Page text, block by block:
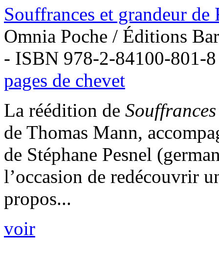
Souffrances et grandeur de
Omnia Poche / Éditions
- ISBN 978-2-84100-801-8
pages de chevet
La réédition de
de Thomas Mann,
de Stéphane Pesnel
l’occasion de redécouvrir
propos...
voir